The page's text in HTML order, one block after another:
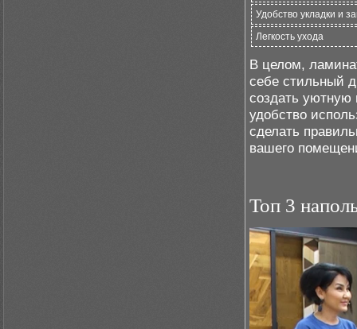
Удобство укладки и
Легкость ухода
В целом,
себе стильный
создать уютную
удобство
сделать
вашего
Топ 3